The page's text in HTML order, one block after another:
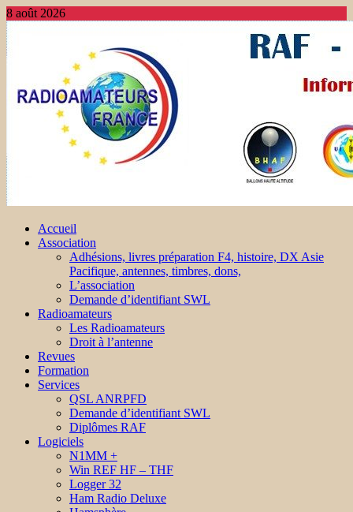
8 août 2026
Accueil
Association
Adhésions, livres préparation F4, histoire, DX Asie
Pacifique, antennes, timbres, dons,
L’association
Demande d’identifiant SWL
Radioamateurs
Les Radioamateurs
Droit à l’antenne
Revues
Formation
Services
QSL ANRPFD
Demande d’identifiant SWL
Diplômes RAF
Logiciels
N1MM +
Win REF HF – THF
Logger 32
Ham Radio Deluxe